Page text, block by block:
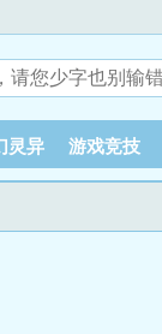
灵异 游戏竞技